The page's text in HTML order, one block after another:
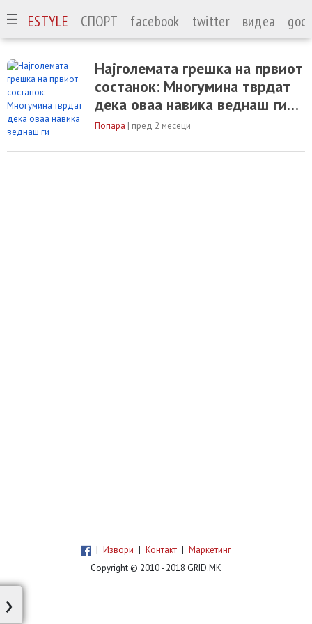
LIFESTYLE СПОРТ facebook twitter видеа
Најголемата грешка на првиот
состанок: Многумина тврдат
дека оваа навика веднаш ги
одвраќа
Попара | пред 2 месеци
| Извори | Контакт | Маркетинг
Copyright © 2010 - 2018 GRID.MK
›